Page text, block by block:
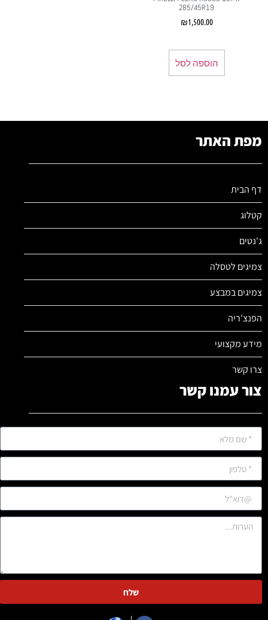
285/45R19
₪1,500.00
הוספה לסל
מפת האתר
דף הבית
קטלוג
ג'נטים
צמיגים לטסלה
צמיגים במבצע
הפנצ'ריה
מידע מקצועי
צרו קשר
צור עמנו קשר
שלח